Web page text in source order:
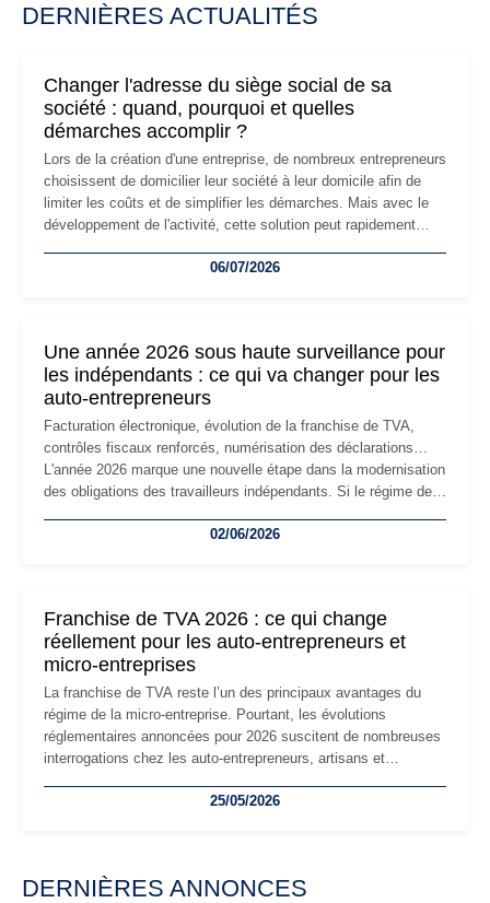
DERNIÈRES ACTUALITÉS
Changer l'adresse du siège social de sa
société : quand, pourquoi et quelles
démarches accomplir ?
Lors de la création d'une entreprise, de nombreux entrepreneurs
choisissent de domicilier leur société à leur domicile afin de
limiter les coûts et de simplifier les démarches. Mais avec le
développement de l'activité, cette solution peut rapidement
professionnels, recrutement, image de marque… Le
06/07/2026
Une année 2026 sous haute surveillance pour
les indépendants : ce qui va changer pour les
auto-entrepreneurs
Facturation électronique, évolution de la franchise de TVA,
contrôles fiscaux renforcés, numérisation des déclarations…
L'année 2026 marque une nouvelle étape dans la modernisation
des obligations des travailleurs indépendants. Si le régime de
les auto-entrepreneurs devront s'adapter à un environnement
02/06/2026
Franchise de TVA 2026 : ce qui change
réellement pour les auto-entrepreneurs et
micro-entreprises
La franchise de TVA reste l’un des principaux avantages du
régime de la micro-entreprise. Pourtant, les évolutions
réglementaires annoncées pour 2026 suscitent de nombreuses
interrogations chez les auto-entrepreneurs, artisans et
facturation ou risque de bascule vers la TVA : les règles
25/05/2026
DERNIÈRES ANNONCES